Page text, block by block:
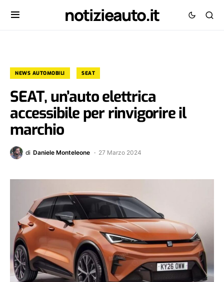
notizieauto.it
NEWS AUTOMOBILI SEAT
SEAT, un’auto elettrica
accessibile per rinvigorire il
marchio
di Daniele Monteleone 27 Marzo 2024